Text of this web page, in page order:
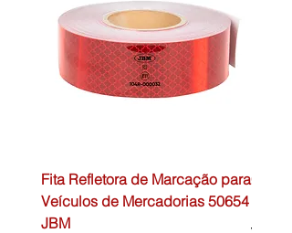
Fita Refletora de Marcação para
Veículos de Mercadorias 50654
JBM
Precio
45,00 €